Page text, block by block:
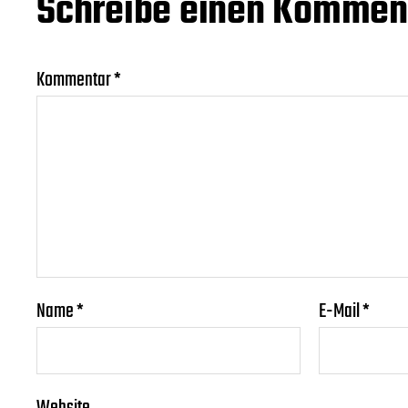
Kommentar*
Name* E-Mail*